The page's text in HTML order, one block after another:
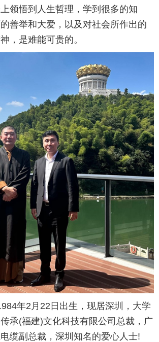
领悟到人生哲理，学到很多的知
善举和大爱，以及对社会所作出的
，是难能可贵的。
年2月22日出生，现居深圳，大学
承(福建)文化科技有限公司总裁，广
缆副总裁，深圳知名的爱心人士!